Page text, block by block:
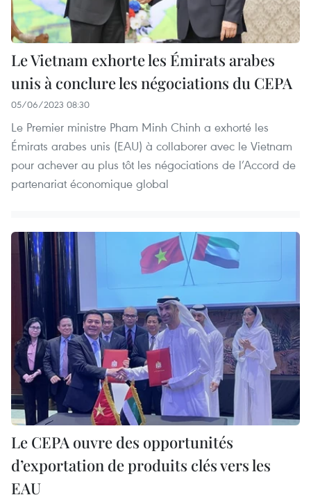
Le Vietnam exhorte les Émirats arabes
unis à conclure les négociations du CEPA
05/06/2023 08:30
Le Premier ministre Pham Minh Chinh a exhorté les
Émirats arabes unis (EAU) à collaborer avec le Vietnam
pour achever au plus tôt les négociations de l’Accord de
partenariat économique global
Le CEPA ouvre des opportunités
d’exportation de produits clés vers les
EAU